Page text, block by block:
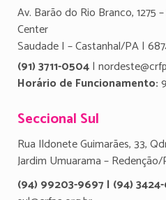
Av. Barão do Rio Branco, 1275
Center
Saudade I – Castanhal/PA |
(91) 3711-0504|
Horário de Funcionamento:
Seccional Sul
Rua Ildonete Guimarães, 33,
Jardim Umuarama –
(94) 99203-9697 | (94) 3424-